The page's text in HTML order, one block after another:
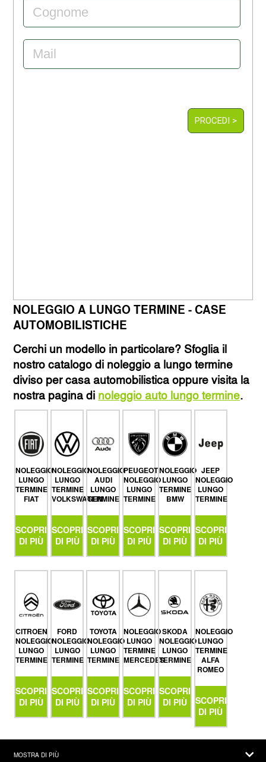
PROCEDI >
NOLEGGIO A LUNGO TERMINE - CASE
AUTOMOBILISTICHE
Cerchi un modello in particolare? Sfoglia il
nostro catalogo di noleggio a lungo termine
diviso per casa automobilistica oppure visita la
nostra pagina di noleggio auto lungo termine.
NOLEGGIO
LUNGO
TERMINE
FIAT
SCOPRI
DI PIÙ
NOLEGGIO
LUNGO
TERMINE
VOLKSWAGEN
SCOPRI
DI PIÙ
NOLEGGIO
AUDI
LUNGO
TERMINE
SCOPRI
DI PIÙ
PEUGEOT
NOLEGGIO
LUNGO
TERMINE
SCOPRI
DI PIÙ
NOLEGGIO
LUNGO
TERMINE
BMW
SCOPRI
DI PIÙ
JEEP
NOLEGGIO
LUNGO
TERMINE
SCOPRI
DI PIÙ
CITROEN
NOLEGGIO
LUNGO
TERMINE
SCOPRI
DI PIÙ
FORD
NOLEGGIO
LUNGO
TERMINE
SCOPRI
DI PIÙ
TOYOTA
NOLEGGIO
LUNGO
TERMINE
SCOPRI
DI PIÙ
NOLEGGIO
LUNGO
TERMINE
MERCEDES
SCOPRI
DI PIÙ
SKODA
NOLEGGIO
LUNGO
TERMINE
SCOPRI
DI PIÙ
NOLEGGIO
LUNGO
TERMINE
ALFA
ROMEO
SCOPRI
DI PIÙ
MOSTRA DI PIÙ